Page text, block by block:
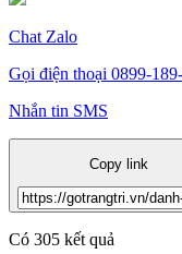
Chat Zalo
Gọi điện thoại 0899-
Nhắn tin SMS
Copy link
Có 305 kết quả